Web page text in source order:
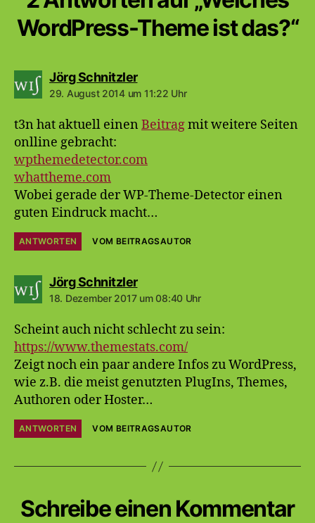
WordPress-Theme ist das?“
Jörg Schnitzlersagt:
29. August 2014 um 11:22 Uhr
t3n hat aktuell einen Beitragmit weitere Seiten
onlline gebracht:
wpthemedetector.com
whattheme.com
Wobei gerade der WP-Theme-Detector einen
guten Eindruck macht…
ANTWORTEN VOM BEITRAGSAUTOR
Jörg Schnitzlersagt:
18. Dezember 2017 um 08:40 Uhr
Scheint auch nicht schlecht zu sein:
https://www.themestats.com/
Zeigt noch ein paar andere Infos zu WordPress,
wie z.B. die meist genutzten PlugIns, Themes,
Authoren oder Hoster…
ANTWORTEN VOM BEITRAGSAUTOR
Schreibe einen Kommentar